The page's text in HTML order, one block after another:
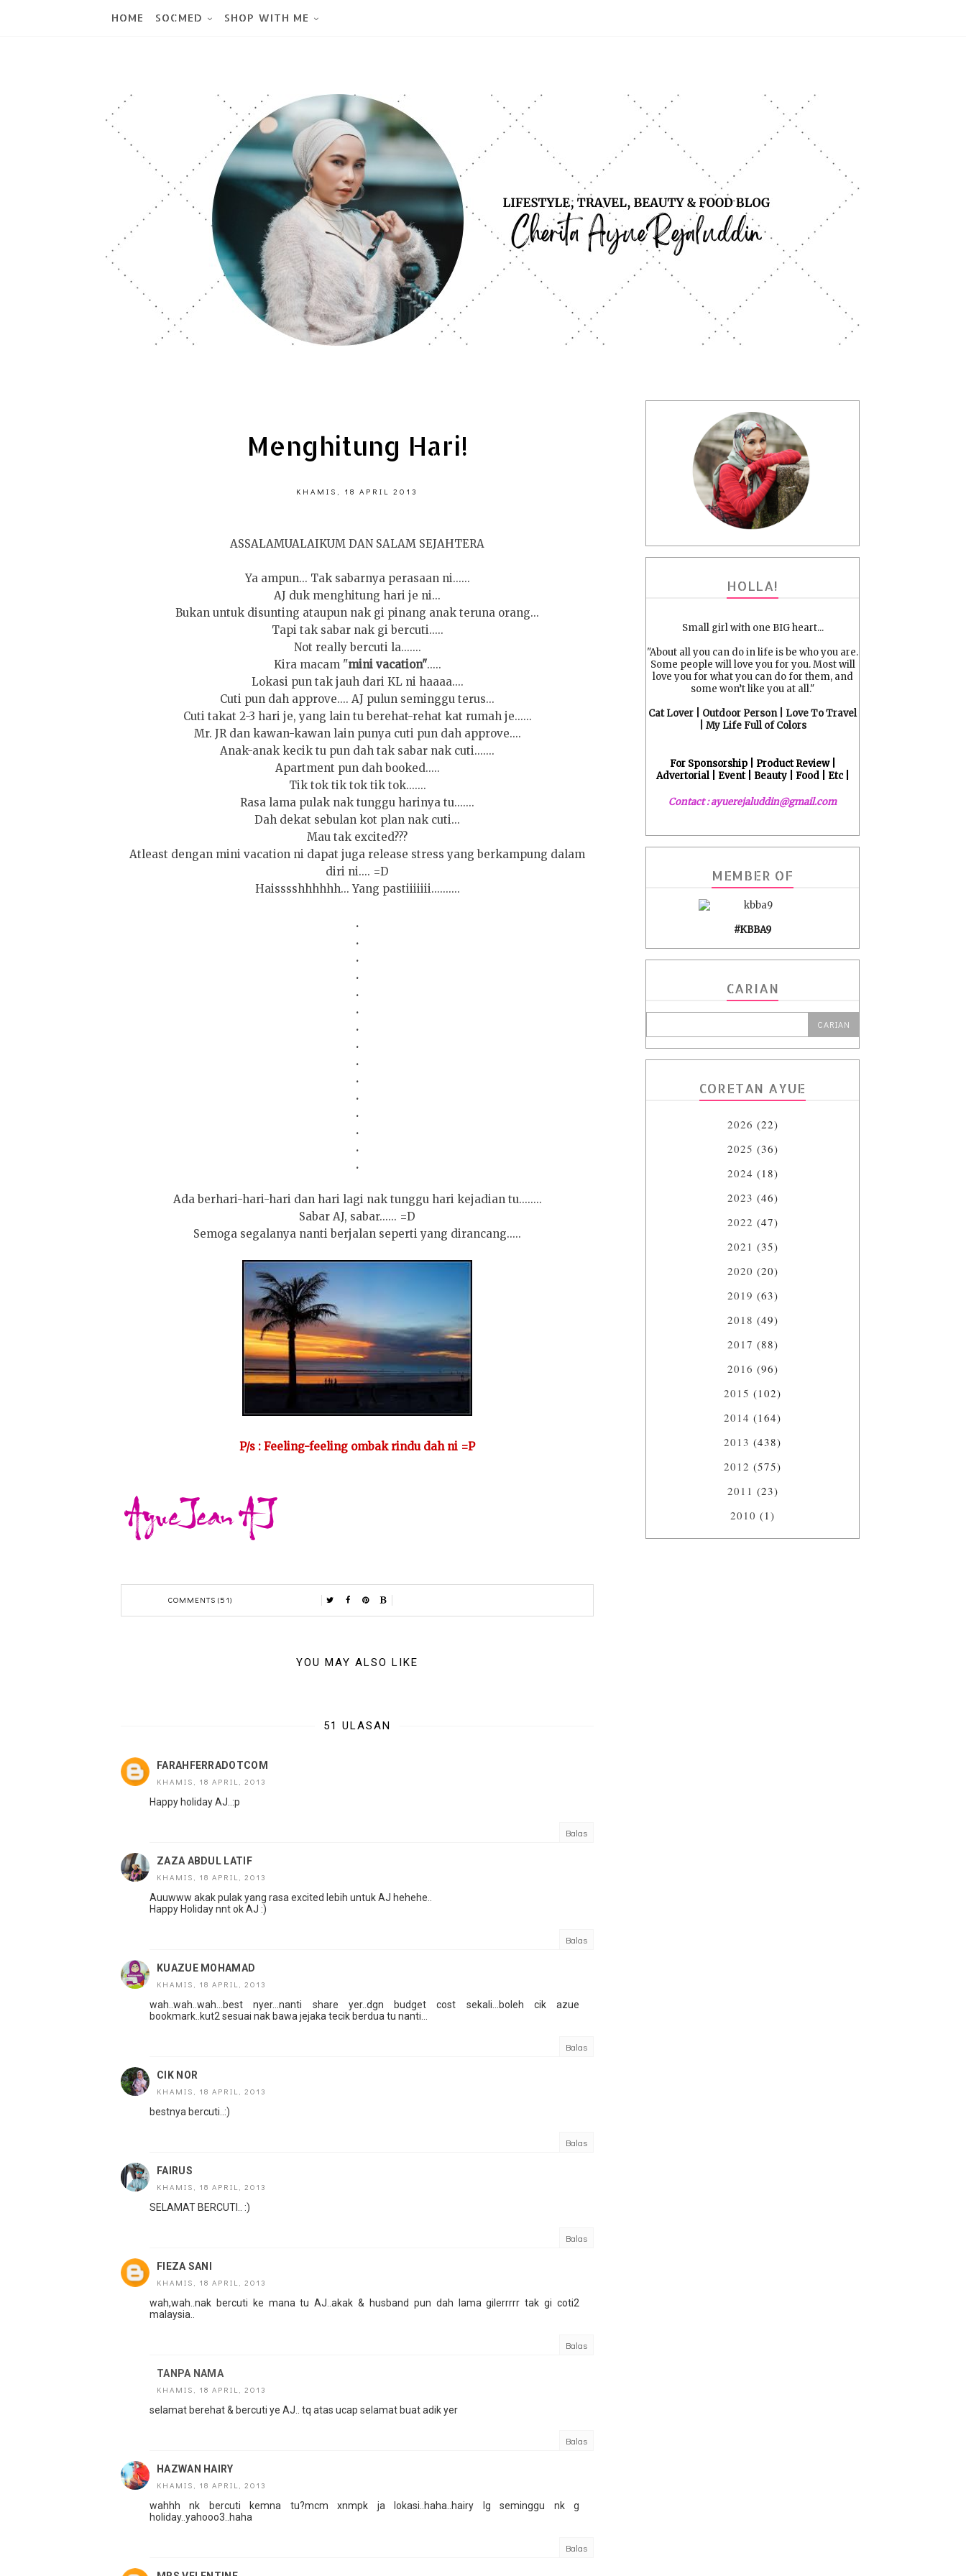
HOME SOCMED SHOP WITH ME
Menghitung Hari!
KHAMIS, 18 APRIL 2013
ASSALAMUALAIKUM DAN SALAM SEJAHTERA
Ya ampun... Tak sabarnya perasaan ni......
AJ duk menghitung hari je ni...
Bukan untuk disunting ataupun nak gi pinang anak teruna orang...
Tapi tak sabar nak gi bercuti.....
Not really bercuti la.......
Kira macam "mini vacation".....
Lokasi pun tak jauh dari KL ni haaaa....
Cuti pun dah approve.... AJ pulun seminggu terus...
Cuti takat 2-3 hari je, yang lain tu berehat-rehat kat rumah je......
Mr. JR dan kawan-kawan lain punya cuti pun dah approve....
Anak-anak kecik tu pun dah tak sabar nak cuti.......
Apartment pun dah booked.....
Tik tok tik tok tik tok.......
Rasa lama pulak nak tunggu harinya tu.......
Dah dekat sebulan kot plan nak cuti...
Mau tak excited???
Atleast dengan mini vacation ni dapat juga release stress yang berkampung dalam
diri ni.... =D
Haisssshhhhhh... Yang pastiiiiiii..........
.
.
.
.
.
.
.
.
.
.
.
.
.
.
.
Ada berhari-hari-hari dan hari lagi nak tunggu hari kejadian tu........
Sabar AJ, sabar...... =D
Semoga segalanya nanti berjalan seperti yang dirancang.....
P/s : Feeling-feeling ombak rindu dah ni =P
COMMENTS (51)
YOU MAY ALSO LIKE
51 ULASAN
FARAHFERRADOTCOM
KHAMIS, 18 APRIL, 2013
Happy holiday AJ..:p
Balas
ZAZA ABDUL LATIF
KHAMIS, 18 APRIL, 2013
Auuwww akak pulak yang rasa excited lebih untuk AJ hehehe..
Happy Holiday nnt ok AJ :)
Balas
KUAZUE MOHAMAD
KHAMIS, 18 APRIL, 2013
wah..wah..wah...best nyer...nanti share yer..dgn budget cost sekali...boleh cik azue
bookmark..kut2 sesuai nak bawa jejaka tecik berdua tu nanti...
Balas
CIK NOR
KHAMIS, 18 APRIL, 2013
bestnya bercuti..:)
Balas
FAIRUS
KHAMIS, 18 APRIL, 2013
SELAMAT BERCUTI.. :)
Balas
FIEZA SANI
KHAMIS, 18 APRIL, 2013
wah,wah..nak bercuti ke mana tu AJ..akak & husband pun dah lama gilerrrrr tak gi coti2
malaysia..
Balas
TANPA NAMA
KHAMIS, 18 APRIL, 2013
selamat berehat & bercuti ye AJ.. tq atas ucap selamat buat adik yer
Balas
HAZWAN HAIRY
KHAMIS, 18 APRIL, 2013
wahhh nk bercuti kemna tu?mcm xnmpk ja lokasi..haha..hairy lg seminggu nk g
holiday..yahooo3..haha
Balas
HOLLA!
Small girl with one BIG heart...
"About all you can do in life is be who you are.
Some people will love you for you. Most will
love you for what you can do for them, and
some won’t like you at all."
Cat Lover | Outdoor Person | Love To Travel
| My Life Full of Colors
For Sponsorship | Product Review |
Advertorial | Event | Beauty | Food | Etc |
Contact : ayuerejaluddin@gmail.com
MEMBER OF
#KBBA9
CARIAN
CORETAN AYUE
2026 (22)
2025 (36)
2024 (18)
2023 (46)
2022 (47)
2021 (35)
2020 (20)
2019 (63)
2018 (49)
2017 (88)
2016 (96)
2015 (102)
2014 (164)
2013 (438)
2012 (575)
2011 (23)
2010 (1)